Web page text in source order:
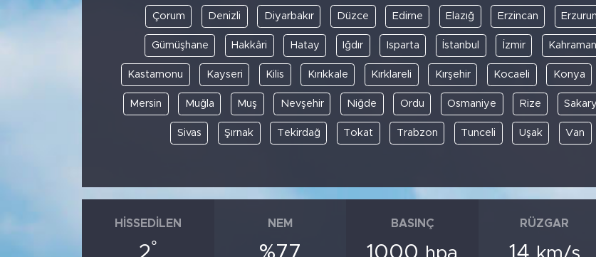
Çorum Denizli Diyarbakır Düzce Edirne Elazığ Erzincan
Gümüşhane Hakkâri Hatay Iğdır Isparta İstanbul İzmir
Kastamonu Kayseri Kilis Kırıkkale Kırklareli Kırşehir Kocaeli Konya
Mersin Muğla Muş Nevşehir Niğde Ordu Osmaniye Rize
Sivas Şırnak Tekirdağ Tokat Trabzon Tunceli Uşak Van
HISSEDILEN
2°
NEM
%77
BASINÇ
1000 hpa
RÜZGAR
14 km/s